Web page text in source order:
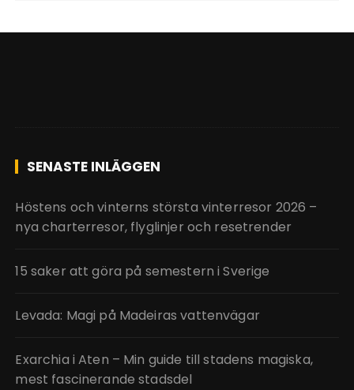
SENASTE INLÄGGEN
Höstens och vinterns största vinterresor 2026 –
nya charterresor, flyglinjer och resetrender
15 saker att göra på semestern i Sverige
Levada: Magi på Madeiras vattenvägar
Exarchia i Aten – Min guide till stadens magiska,
mest fascinerande stadsdel